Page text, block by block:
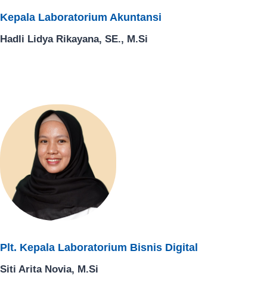
Kepala Laboratorium Akuntansi
Hadli Lidya Rikayana, SE., M.Si
Plt. Kepala Laboratorium Bisnis Digital
Siti Arita Novia, M.Si